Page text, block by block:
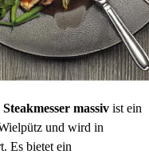
massiv ist ein
und wird in
Es bietet ein